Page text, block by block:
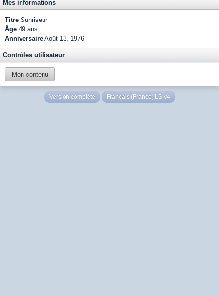
Mes informations
Titre Sunriseur
Âge 49 ans
Anniversaire Août 13, 1976
Contrôles utilisateur
Mon contenu
Version complète Français (France) LS v4